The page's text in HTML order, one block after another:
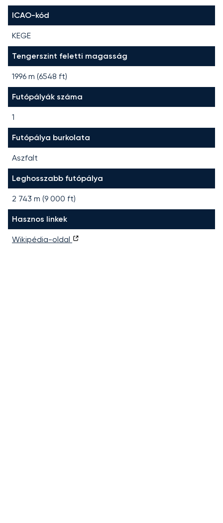
ICAO-kód
KEGE
Tengerszint feletti magasság
1996 m (6548 ft)
Futópályák száma
1
Futópálya burkolata
Aszfalt
Leghosszabb futópálya
2 743 m (9 000 ft)
Hasznos linkek
Wikipédia-oldal